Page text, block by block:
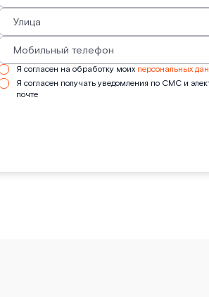
Я согласен на обработку моих персональных
Я согласен получать уведомления по СМС и
почте